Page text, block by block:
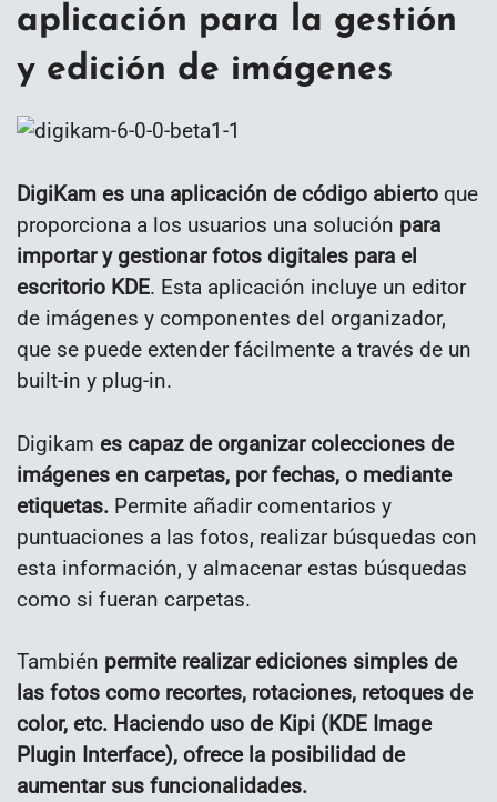
aplicación para la gestión
y edición de imágenes
DigiKam es una aplicación de código abierto que
proporciona a los usuarios una solución para
importar y gestionar fotos digitales para el
escritorio KDE. Esta aplicación incluye un editor
de imágenes y componentes del organizador,
que se puede extender fácilmente a través de un
built-in y plug-in.
Digikam es capaz de organizar colecciones de
imágenes en carpetas, por fechas, o mediante
etiquetas. Permite añadir comentarios y
puntuaciones a las fotos, realizar búsquedas con
esta información, y almacenar estas búsquedas
como si fueran carpetas.
También permite realizar ediciones simples de
las fotos como recortes, rotaciones, retoques de
color, etc. Haciendo uso de Kipi (KDE Image
Plugin Interface), ofrece la posibilidad de
aumentar sus funcionalidades.